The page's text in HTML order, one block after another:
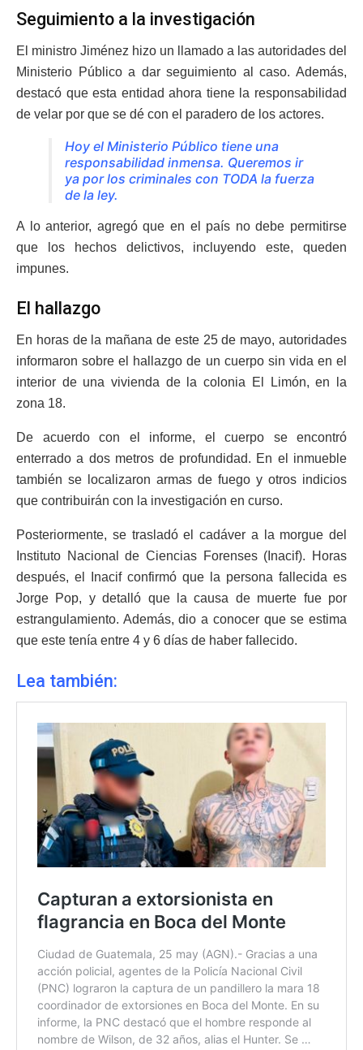
Seguimiento a la investigación
El ministro Jiménez hizo un llamado a las autoridades del
Ministerio Público a dar seguimiento al caso. Además,
destacó que esta entidad ahora tiene la responsabilidad
de velar por que se dé con el paradero de los actores.
Hoy el Ministerio Público tiene una
responsabilidad inmensa. Queremos ir
ya por los criminales con TODA la fuerza
de la ley.
A lo anterior, agregó que en el país no debe permitirse
que los hechos delictivos, incluyendo este, queden
impunes.
El hallazgo
En horas de la mañana de este 25 de mayo, autoridades
informaron sobre el hallazgo de un cuerpo sin vida en el
interior de una vivienda de la colonia El Limón, en la
zona 18.
De acuerdo con el informe, el cuerpo se encontró
enterrado a dos metros de profundidad. En el inmueble
también se localizaron armas de fuego y otros indicios
que contribuirán con la investigación en curso.
Posteriormente, se trasladó el cadáver a la morgue del
Instituto Nacional de Ciencias Forenses (Inacif). Horas
después, el Inacif confirmó que la persona fallecida es
Jorge Pop, y detalló que la causa de muerte fue por
estrangulamiento. Además, dio a conocer que se estima
que este tenía entre 4 y 6 días de haber fallecido.
Lea también: